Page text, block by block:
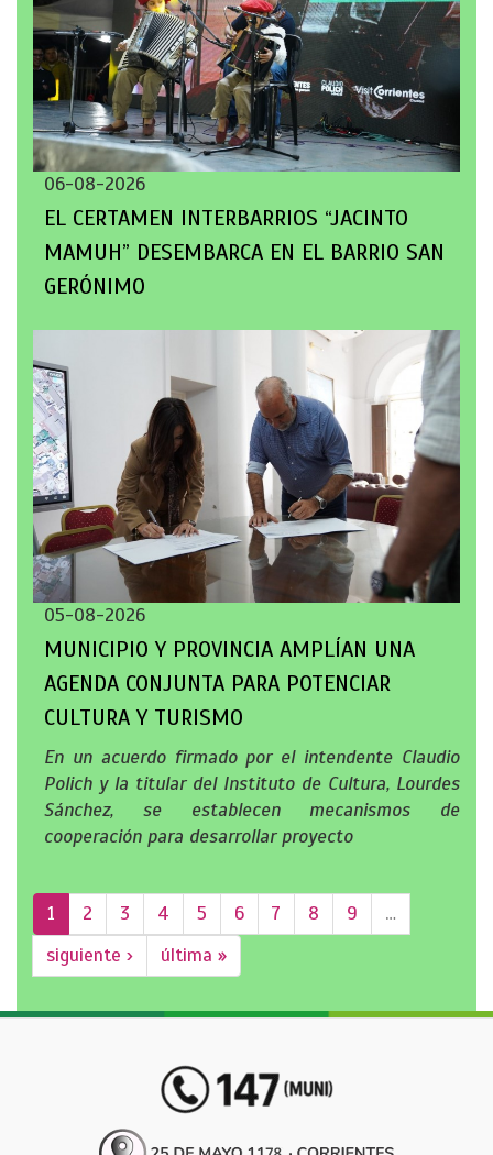
06-08-2026
EL CERTAMEN INTERBARRIOS “JACINTO
MAMUH” DESEMBARCA EN EL BARRIO SAN
GERÓNIMO
05-08-2026
MUNICIPIO Y PROVINCIA AMPLÍAN UNA
AGENDA CONJUNTA PARA POTENCIAR
CULTURA Y TURISMO
En un acuerdo firmado por el intendente Claudio
Polich y la titular del Instituto de Cultura, Lourdes
Sánchez, se establecen mecanismos de
cooperación para desarrollar proyecto
1 2 3 4 5 6 7 8 9
…
siguiente ›
última »